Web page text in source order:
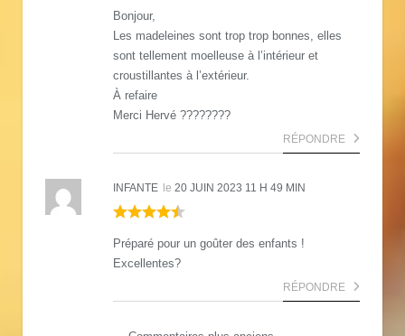
Bonjour,
Les madeleines sont trop trop bonnes, elles
sont tellement moelleuse à l’intérieur et
croustillantes à l’extérieur.
À refaire
Merci Hervé ????????
RÉPONDRE
INFANTE le 20 JUIN 2023 11 H 49 MIN
Préparé pour un goûter des enfants !
Excellentes?
RÉPONDRE